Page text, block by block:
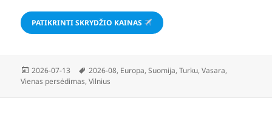
PATIKRINTI SKRYDŽIO KAINAS
Paskelbta
2026-07-13 Žymos
2026-08, Europa,Suomija,Turku,Vasara,
Vienas persėdimas,Vilnius